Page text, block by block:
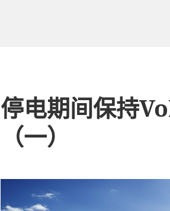
停电期间保持
（一）